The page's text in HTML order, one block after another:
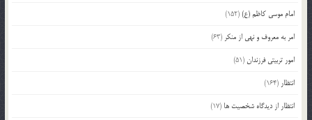
امام موسی کاظم (ع)(152)
امر به معروف و نهی از منکر (63)
امور تربیتی فرزندان(51)
انتظار (164)
انتظار از دیدگاه شخصیت ها (17)